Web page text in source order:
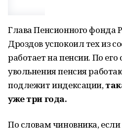
Глава Пенсионного фонда
Дроздов успокоил тех из
работает на пенсии. По его
увольнения пенсия
подлежит индексации,
уже три года.
По словам чиновника,